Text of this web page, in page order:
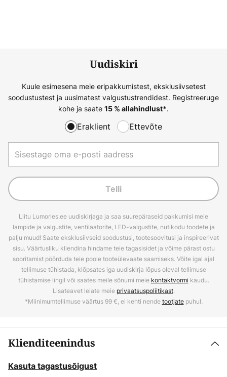
Uudiskiri
Kuule esimesena meie eripakkumistest, eksklusiivsetest
soodustustest ja uusimatest valgustustrendidest. Registreeruge
kohe ja saate 15 % allahindlust*.
Eraklient Ettevõte
Telli
Liitu Lumories.ee uudiskirjaga ja saa suurepäraseid pakkumisi meie
lampide ja valgustite, ventilaatorite, LED-valgustite, nutikodu toodete ja
palju muud! Saate eksklusiivseid soodustusi, tootesoovitusi ja inspireerivat
sisu. Väärtusliku kliendina hindame teie tagasisidet ja võime pärast ostu
sooritamist pöörduda teie poole tooteülevaate saamiseks. Võite igal ajal
tellimuse tühistada, klõpsates iga uudiskirja lõpus oleval tellimuse
tühistamise lingil või saates meile sõnumi meie kontaktvormi kaudu.
Lisateavet leiate meie privaatsuspoliitikast.
*Miinimumtellimuse väärtus 99 €, ei kehti nendetootjatepuhul.
Klienditeenindus
Kasuta tagastusõigust